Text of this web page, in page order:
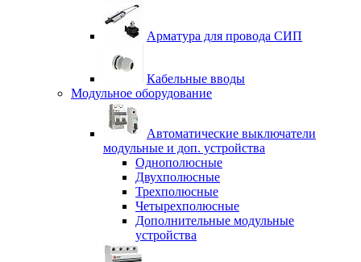
Арматура для провода СИП
Кабельные вводы
Модульное оборудование
Автоматические выключатели
модульные и доп. устройства
Однополюсные
Двухполюсные
Трехполюсные
Четырехполюсные
Дополнительные модульные
устройства